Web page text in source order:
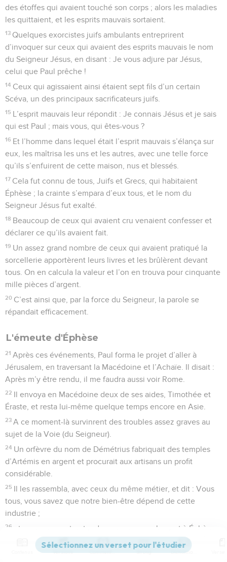
des étoffes qui avaient touché son corps ; alors les maladies
les quittaient, et les esprits mauvais sortaient.
13 Quelques exorcistes juifs ambulants entreprirent
d’invoquer sur ceux qui avaient des esprits mauvais le nom
du Seigneur Jésus, en disant : Je vous adjure par Jésus,
celui que Paul prêche !
14 Ceux qui agissaient ainsi étaient sept fils d’un certain
Scéva, un des principaux sacrificateurs juifs.
15 L’esprit mauvais leur répondit : Je connais Jésus et je sais
qui est Paul ; mais vous, qui êtes-vous ?
16 Et l’homme dans lequel était l’esprit mauvais s’élança sur
eux, les maîtrisa les uns et les autres, avec une telle force
qu’ils s’enfuirent de cette maison, nus et blessés.
17 Cela fut connu de tous, Juifs et Grecs, qui habitaient
Éphèse ; la crainte s’empara d’eux tous, et le nom du
Seigneur Jésus fut exalté.
18 Beaucoup de ceux qui avaient cru venaient confesser et
déclarer ce qu’ils avaient fait.
19 Un assez grand nombre de ceux qui avaient pratiqué la
sorcellerie apportèrent leurs livres et les brûlèrent devant
tous. On en calcula la valeur et l’on en trouva pour cinquante
mille pièces d’argent.
20 C’est ainsi que, par la force du Seigneur, la parole se
répandait efficacement.
L'émeute d'Éphèse
21 Après ces événements, Paul forma le projet d’aller à
Jérusalem, en traversant la Macédoine et l’Achaïe. Il disait :
Après m’y être rendu, il me faudra aussi voir Rome.
22 Il envoya en Macédoine deux de ses aides, Timothée et
Éraste, et resta lui-même quelque temps encore en Asie.
23 A ce moment-là survinrent des troubles assez graves au
sujet de la Voie (du Seigneur).
24 Un orfèvre du nom de Démétrius fabriquait des temples
d’Artémis en argent et procurait aux artisans un profit
considérable.
25 Il les rassembla, avec ceux du même métier, et dit : Vous
tous, vous savez que notre bien-être dépend de cette
industrie ;
26
et vous voyez et entendez que, non seulement à Éphèse,
mais dans presque toute l’Asie, ce Paul a persuadé et
détourné une assez grande foule en disant que les dieux
Versions Commentaires Strong